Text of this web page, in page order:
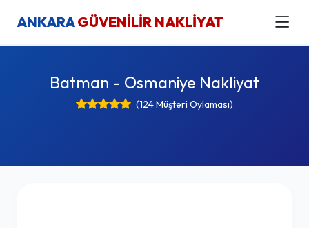
ANKARAGÜVENİLİR NAKLİYAT
Batman - Osmaniye Nakliyat
(124 Müşteri Oylaması)